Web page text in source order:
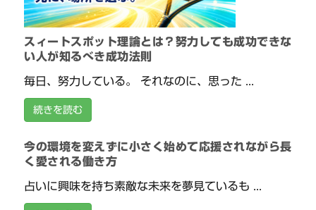
スィートスポット理論とは？努力しても成功できな
い人が知るべき成功法則
毎日、努力している。 それなのに、思った ...
続きを読む
今の環境を変えずに小さく始めて応援されながら長
く愛される働き方
占いに興味を持ち素敵な未来を夢見ているも ...